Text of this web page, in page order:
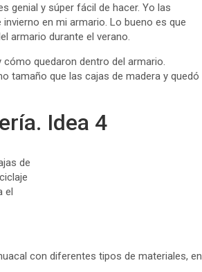
genial y súper fácil de hacer. Yo las
en mi armario. Lo bueno es que
armario durante el verano.
quedaron dentro del armario.
tamaño que las cajas de madera y quedó
Idea 4
con diferentes tipos de materiales, en